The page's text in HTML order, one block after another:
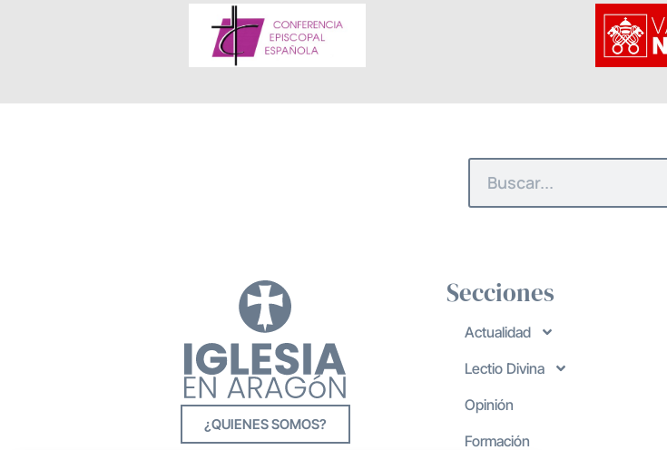
¿QUIENES SOMOS?
Secciones
Actualidad
Lectio Divina
Opinión
Formación